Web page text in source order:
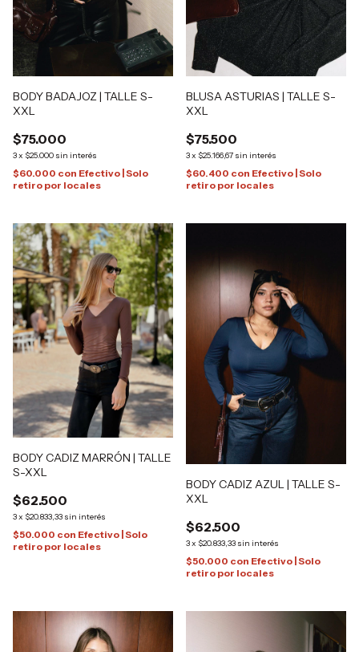
BODY BADAJOZ | TALLE S-
XXL
$75.000
3x $25.000 sin interés
$60.000 con Efectivo | Solo
retiro por locales
BLUSA ASTURIAS | TALLE S-
XXL
$75.500
3x $25.166,67 sin interés
$60.400 con Efectivo | Solo
retiro por locales
BODY CADIZ MARRÓN | TALLE
S-XXL
$62.500
3x $20.833,33 sin interés
$50.000 con Efectivo | Solo
retiro por locales
BODY CADIZ AZUL | TALLE S-
XXL
$62.500
3x $20.833,33 sin interés
$50.000 con Efectivo | Solo
retiro por locales